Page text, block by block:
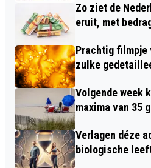
Zo ziet de
eruit, met
Prachtig filmpje
zulke
Volgende week
maxima van 35
Verlagen déze
biologische